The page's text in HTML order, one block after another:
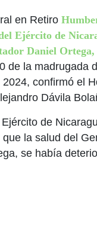
en Retiro
Ejército de
Daniel Ortega,
de la madrugada
confirmó el
Dávila
de
la salud del
se había